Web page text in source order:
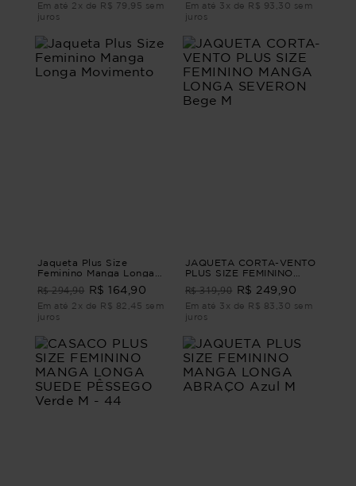
Em até 2x de R$ 79,95 sem
juros
Em até 3x de R$ 93,30 sem
juros
Jaqueta Plus Size
Feminino Manga Longa
R$ 294,90 R$ 164,90
Em até 2x de R$ 82,45 sem
juros
JAQUETA CORTA-VENTO
PLUS SIZE FEMININO
MANGA LONGA
SEVERON Bege M
R$ 319,90 R$ 249,90
Em até 3x de R$ 83,30 sem
juros